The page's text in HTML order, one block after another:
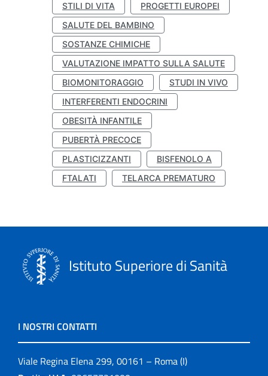
STILI DI VITA
PROGETTI EUROPEI
SALUTE DEL BAMBINO
SOSTANZE CHIMICHE
VALUTAZIONE IMPATTO SULLA SALUTE
BIOMONITORAGGIO
STUDI IN VIVO
INTERFERENTI ENDOCRINI
OBESITÀ INFANTILE
PUBERTÀ PRECOCE
PLASTICIZZANTI
BISFENOLO A
FTALATI
TELARCA PREMATURO
Istituto Superiore di Sanità
I NOSTRI CONTATTI
Viale Regina Elena 299, 00161 – Roma (I)